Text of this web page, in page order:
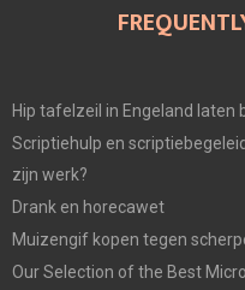
Hip tafelzeil in Engeland laten
Scriptiehulp en
zijn werk?
Drank en horecawet
Muizengif kopen tegen
Our Selection of the Best